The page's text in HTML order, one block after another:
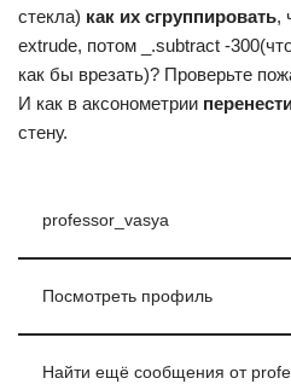
стекла) как их сгруппировать,
extrude, потом _.subtract -
как бы врезать)? Проверьте
И как в аксонометрии
стену.
professor_vasya
Посмотреть профиль
Найти ещё сообщения от